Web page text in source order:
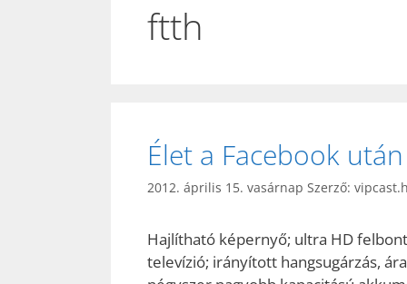
ftth
Élet a Facebook után
2012. április 15. vasárnap Szerző:
Hajlítható képernyő; ultra HD
televízió; irányított hangsugárzás,